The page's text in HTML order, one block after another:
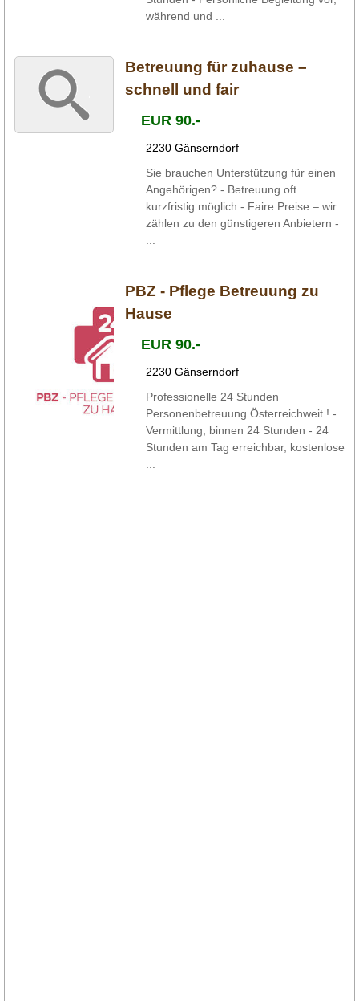
während und ...
Betreuung für zuhause –
schnell und fair
EUR 90.-
2230 Gänserndorf
Sie brauchen Unterstützung für einen
Angehörigen? - Betreuung oft
kurzfristig möglich - Faire Preise – wir
zählen zu den günstigeren Anbietern -
PBZ - Pflege Betreuung zu
Hause
EUR 90.-
2230 Gänserndorf
Professionelle 24 Stunden
Personenbetreuung Österreichweit ! -
Vermittlung, binnen 24 Stunden - 24
Stunden am Tag erreichbar, kostenlose